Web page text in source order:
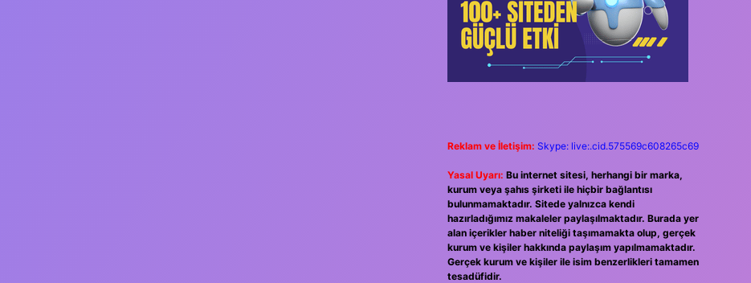
Reklam ve İletişim: Skype: live:.cid.575569c608265c69
Yasal Uyarı: Bu internet sitesi, herhangi bir marka,
kurum veya şahıs şirketi ile hiçbir bağlantısı
bulunmamaktadır. Sitede yalnızca kendi
hazırladığımız makaleler paylaşılmaktadır. Burada yer
alan içerikler haber niteliği taşımamakta olup, gerçek
kurum ve kişiler hakkında paylaşım yapılmamaktadır.
Gerçek kurum ve kişiler ile isim benzerlikleri tamamen
tesadüfidir.